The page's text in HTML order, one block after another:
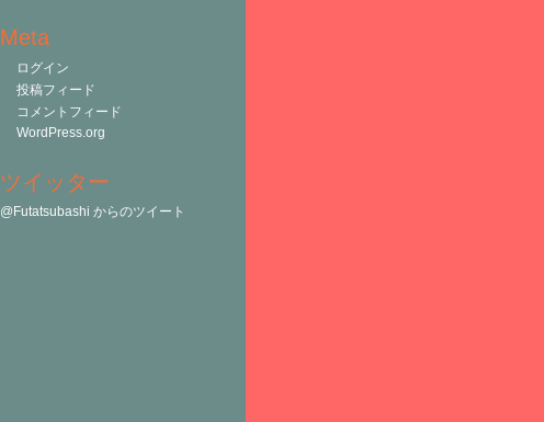
Meta
ログイン
投稿フィード
コメントフィード
WordPress.org
ツイッター
@Futatsubashi からのツイート